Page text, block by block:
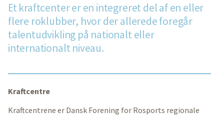
Et kraftcenter er en integreret del af en eller
flere roklubber, hvor der allerede foregår
talentudvikling på nationalt eller
internationalt niveau.
Kraftcentre
Kraftcentrene er Dansk Forening for Rosports regionale